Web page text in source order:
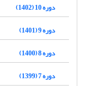
دوره 10 (1402)
دوره 9 (1401)
دوره 8 (1400)
دوره 7 (1399)